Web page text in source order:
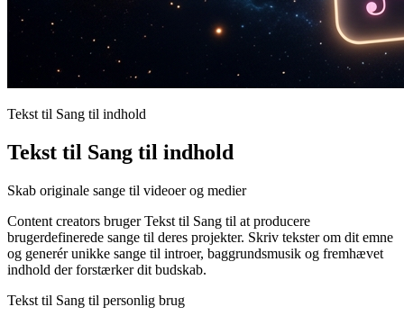
Tekst til Sang til indhold
Tekst til Sang til indhold
Skab originale sange til videoer og medier
Content creators bruger Tekst til Sang til at producere
brugerdefinerede sange til deres projekter. Skriv tekster om dit emne
og generér unikke sange til introer, baggrundsmusik og fremhævet
indhold der forstærker dit budskab.
Tekst til Sang til personlig brug